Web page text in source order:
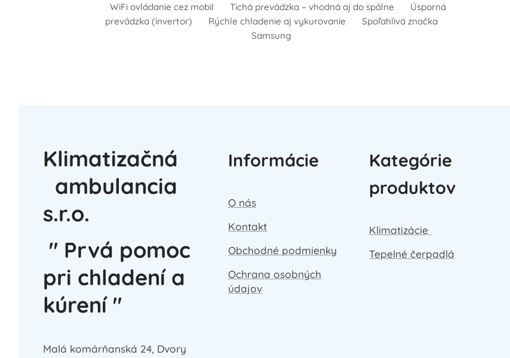
✔ WiFi ovládanie cez mobil ✔ Tichá prevádzka – vhodná aj do spálne ✔ Úsporná
prevádzka (invertor) ✔ Rýchle chladenie aj vykurovanie ✔ Spoľahlivá značka
Samsung
• Rýchle chladenie (Fast Cooling) • Automatické čistenie • Nočný režim • Časovač
zapnutia/vypnutia • Autoreštart po výpadku prúdu
Klimatizačná
ambulancia
s.r.o.
" Prvá pomoc
pri chladení a
kúrení "
Malá komárňanská 24, Dvory
Informácie
O nás
Kontakt
Obchodné podmienky
Ochrana osobných
údajov
Kategórie
produktov
Klimatizácie
Tepelné čerpadlá